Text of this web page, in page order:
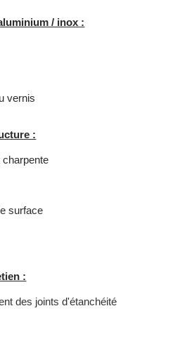
/ inox :
vernis
:
surface
:
des joints d'étanchéité